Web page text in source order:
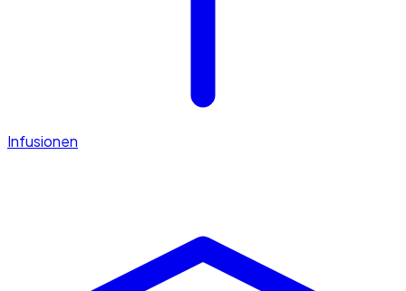
Infusionen